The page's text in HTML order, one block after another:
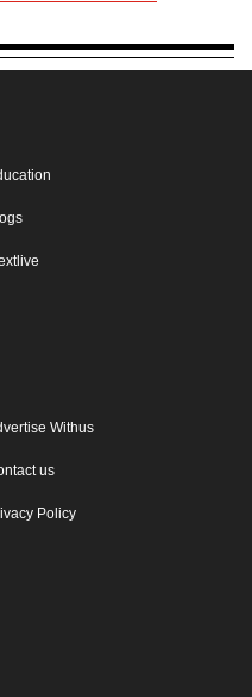
Withus
us
Policy